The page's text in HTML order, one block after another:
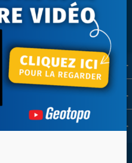
Tél : 01 64 55 11 80
contact@geotopo.fr